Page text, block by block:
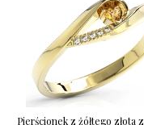
Pierścionek z żółtego złota z